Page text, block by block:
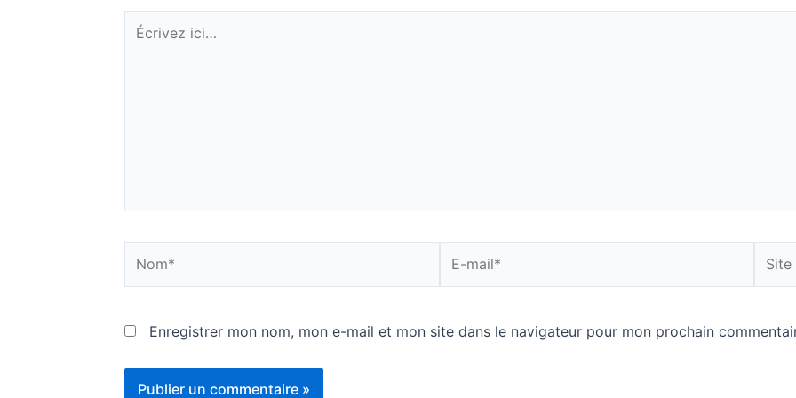
Écrivez
ici…
mail*
Enregistrer mon nom, mon e-mail et mon site dans le navigateur pour mon prochain